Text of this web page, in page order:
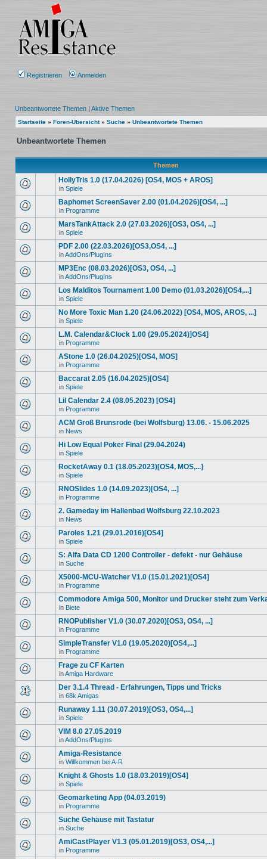
Registrieren Anmelden
Unbeantwortete Themen | Aktive Themen
Startseite » Foren-Übersicht» Suche » Unbeantwortete Themen
Unbeantwortete Themen
Themen
HollyTris 1.0 (17.04.2026) [OS4, MOS + AROS]
in Spiele
Baphomet ScreenSaver 2.00 (01.04.2026)[OS4, ...]
in Programme
MarsTankAttack 2.0 (27.03.2026)[OS3, OS4, ...]
in Spiele
PDF 2.00 (22.03.2026)[OS3,OS4, ...]
inAddOns/PlugIns
MP3Enc (08.03.2026)[OS3, OS4, ...]
inAddOns/PlugIns
Los Malditos Tournament 1.00 Demo (01.03.2026)[OS4,...]
in Spiele
No More Toxic Man 1.20 (24.06.2022) [OS4, MOS, AROS, ...]
in Spiele
L.M. Calendar&Clock 1.00 (29.05.2024)]OS4]
in Programme
AStone 1.0 (26.04.2025)[OS4, MOS]
in Programme
Baccarat 2.05 (16.04.2025)[OS4]
in Spiele
Lil Calendar 2.4 (08.05.2023) [OS4]
in Programme
ACM Groß Brunsrode (bei Wolfsburg) 13.06. - 15.06.2025
in News
Hi Low Equal Poker Final (29.04.2024)
in Spiele
RocketAway 0.1 (18.05.2023)[OS4, MOS,...]
in Spiele
RNOSlides 1.0 (14.09.2023)[OS4, ...]
in Programme
2. Gameday im Hallenbad Wolfsburg 22.10.2023
in News
Paroles 1.21 (29.01.2016)[OS4]
in Spiele
S: Alfa Data CD 1200 Controller - defekt - nur Gehäuse
in Suche
X5000-MCU-Watcher V1.0 (15.01.2021)[OS4]
in Programme
Commodore Amiga 500, Monitor und Drucker steht zum
in Biete
RNOPublisher V1.0 (30.07.2020)[OS3, OS4, ...]
in Programme
SimpleTransfer V1.0 (19.05.2020)[OS4,...]
in Programme
Frage zu CF Karten
inAmiga Hardware
Der 3.1.4 Thread - Erfahrungen, Tipps und Tricks
in 68k Amigas
Runaway 1.11 (30.07.2019)[OS3, OS4,...]
in Spiele
VIM 8.0 27.05.2019
inAddOns/PlugIns
Amiga-Resistance
in Willkommen bei A-R
Knight & Ghosts 1.0 (18.03.2019)[OS4]
in Spiele
Geomarketing App (04.03.2019)
in Programme
Suche Gehäuse mit Tastatur
in Suche
AmiCastPlayer V1.3 (05.01.2019)[OS3, OS4,...]
in Programme